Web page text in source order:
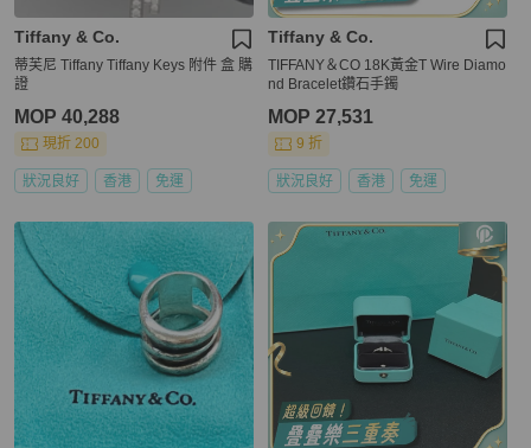
Tiffany & Co.
蒂芙尼 Tiffany Tiffany Keys 附件 盒 購
證
MOP 40,288
現折 200
狀況良好 香港 免運
Tiffany & Co.
TIFFANY＆CO 18K黃金T Wire Diamo
nd Bracelet鑽石手鐲
MOP 27,531
9 折
狀況良好 香港 免運